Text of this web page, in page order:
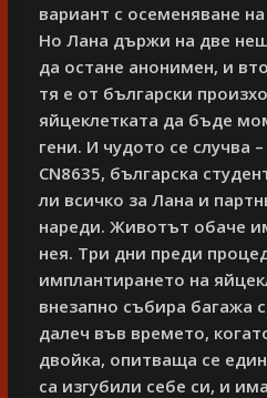
вариант с осеменяване
Но Лана държи на две
да остане анонимен, и
тя е от български
яйцеклетката да бъде
гени. И чудото се случва
CN8635, българска
ли всичко за Лана и
нареди. Животът обаче
нея. Три дни преди
имплантирането на
внезапно събира багажа
далеч във времето,
двойка, опитваща се
са изгубили себе си, и